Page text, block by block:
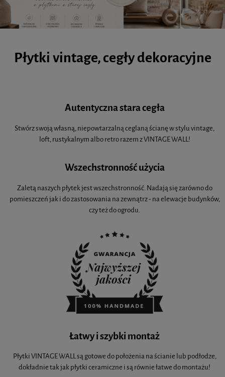
Płytki vintage, cegły dekoracyjne
Autentyczna stara cegła
Stwórz swoją własną, niepowtarzalną ceglaną ścianę w stylu vintage,
loft, rustykalnym albo retro razem z VINTAGE WALL!
Wszechstronność użycia
Zaletą naszych płytek jest wszechstronność. Nadają się zarówno do
pomieszczeń jak i do zastosowania na zewnątrz - na elewacje budynków,
czy też do ogrodu.
Łatwy i szybki montaż
Płytki VINTAGE WALL są gotowe do położenia na ścianie lub podłodze,
dokładnie tak jak płytki ceramiczne i są równie łatwe do montażu!